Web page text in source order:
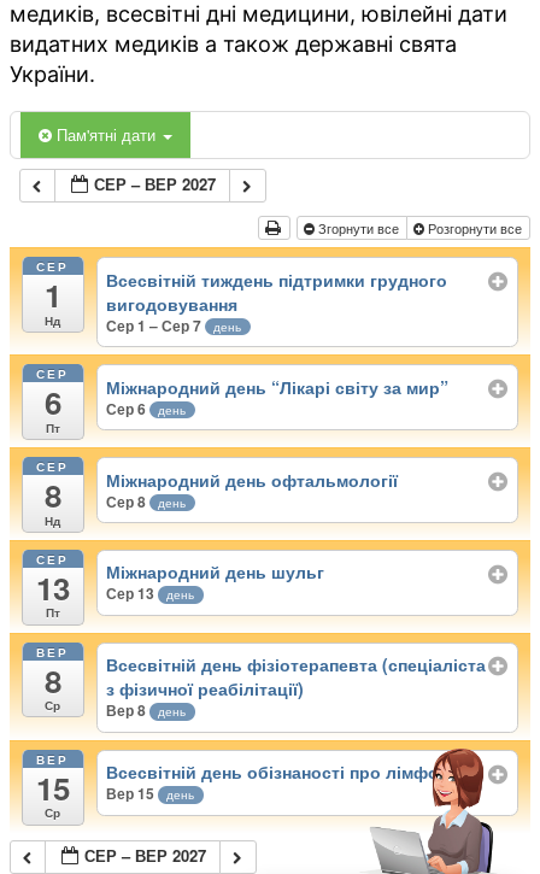
медиків, всесвітні дні медицини, ювілейні дати
видатних медиків а також державні свята
України.
Пам'ятні дати
СЕР – ВЕР 2027
Згорнути все Розгорнути все
СЕР
1
Нд
Всесвітній тиждень підтримки грудного
вигодовування
Сер 1 – Сер 7 день
СЕР
6
Пт
Міжнародний день “Лікарі світу за мир”
Сер 6 день
СЕР
8
Нд
Міжнародний день офтальмології
Сер 8 день
СЕР
13
Пт
Міжнародний день шульг
Сер 13 день
ВЕР
8
Ср
Всесвітній день фізіотерапевта (спеціаліста
з фізичної реабілітації)
Вер 8 день
ВЕР
15
Ср
Всесвітній день обізнаності про лімфому
Вер 15 день
СЕР – ВЕР 2027